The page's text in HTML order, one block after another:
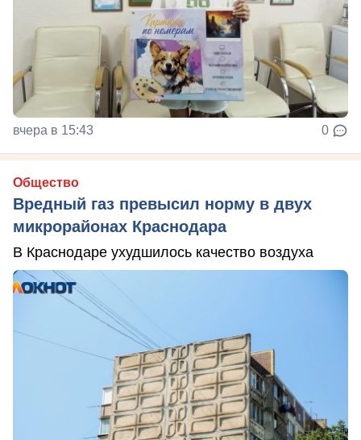
вчера в 15:43 0
Общество
Вредный газ превысил норму в двух
микрорайонах Краснодара
В Краснодаре ухудшилось качество воздуха